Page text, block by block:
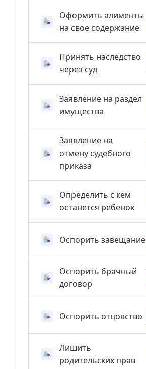
Оформить алименты
на свое содержание
Принять наследство
через суд
Заявление на раздел
имущества
Заявление на
отмену судебного
приказа
Определить с кем
останется ребенок
Оспорить завещание
Оспорить брачный
договор
Оспорить отцовство
Лишить
родительских прав